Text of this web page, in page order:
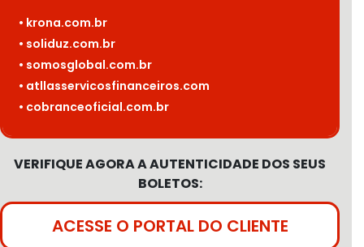
• krona.com.br
• soliduz.com.br
• somosglobal.com.br
• atllasservicosfinanceiros.com
• cobranceoficial.com.br
VERIFIQUE AGORA A AUTENTICIDADE DOS SEUS
BOLETOS:
ACESSE O PORTAL DO CLIENTE